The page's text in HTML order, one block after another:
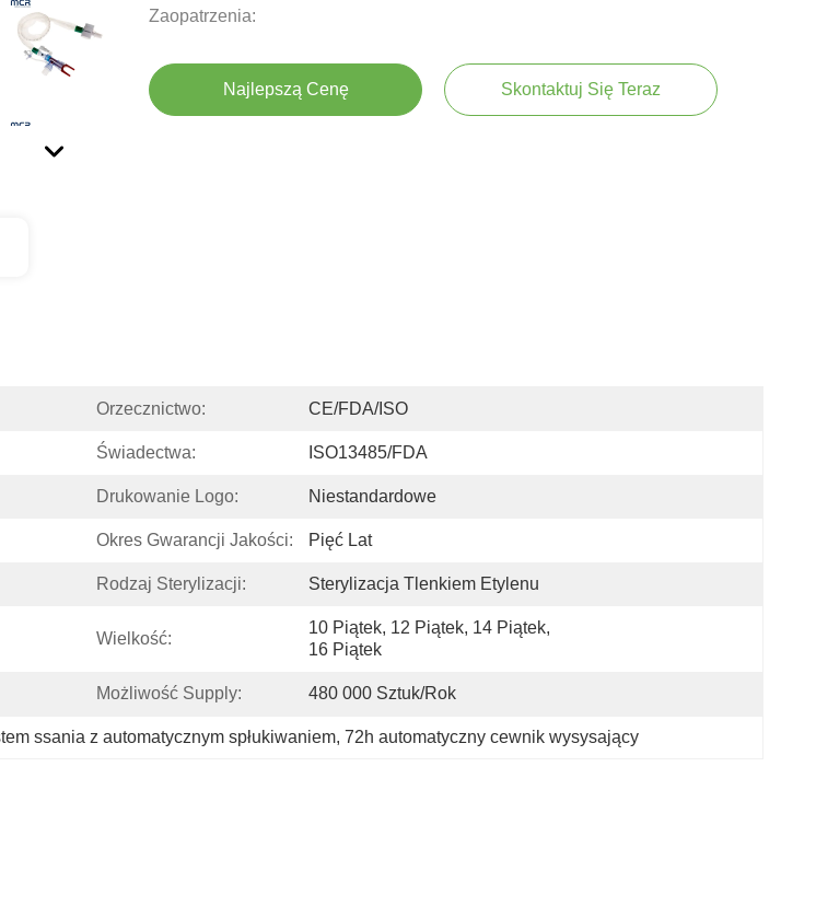
Zaopatrzenia:
Najlepszą Cenę Skontaktuj Się Teraz
Orzecznictwo: CE/FDA/ISO
Świadectwa: ISO13485/FDA
Drukowanie Logo: Niestandardowe
Okres Gwarancji Jakości: Pięć Lat
Rodzaj Sterylizacji: Sterylizacja Tlenkiem Etylenu
Wielkość:
10 Piątek, 12 Piątek, 14 Piątek,
16 Piątek
Możliwość Supply: 480 000 Sztuk/rok
ssania z automatycznym spłukiwaniem, 72h automatyczny cewnik wysysający